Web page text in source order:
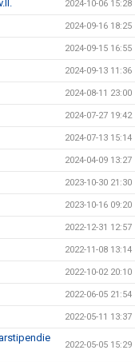
2024-10-06 15:28
2024-09-16 18:25
2024-09-15 16:55
2024-09-13 11:36
2024-08-11 23:00
2024-07-27 19:42
2024-07-13 15:14
2024-04-09 13:27
2023-10-30 21:30
2023-10-16 09:20
2022-12-31 12:57
2022-11-08 13:14
2022-10-02 20:10
2022-06-05 21:54
2022-05-11 13:37
2022-05-05 15:29